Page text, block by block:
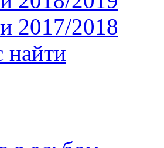
2017/2018
найти